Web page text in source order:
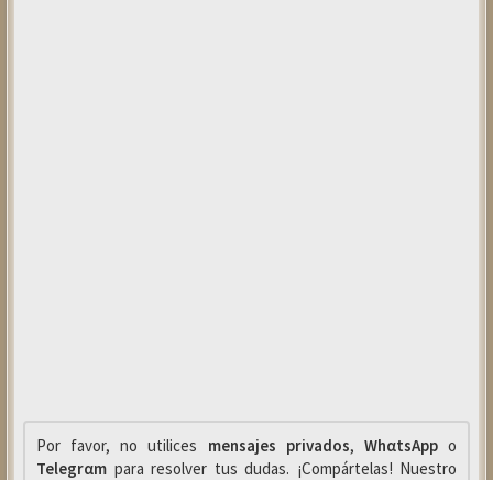
Por favor, no utilices mensajes privados, WhαtsAppo
Telegrαm para resolver tus dudas. ¡Compártelas! Nuestro